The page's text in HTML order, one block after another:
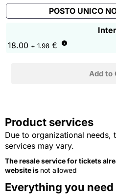
POSTO UNICO
18.00 + 1.98 €
Product services
Due to organizational needs,
services may vary.
The resale service for tickets
website is not allowed
Everything you